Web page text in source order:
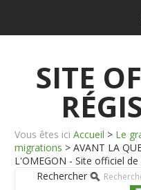
SITE
Vous êtes ici Accueil > Le
migrations > AVANT LA
L'OMEGON - Site officiel de
Rechercher